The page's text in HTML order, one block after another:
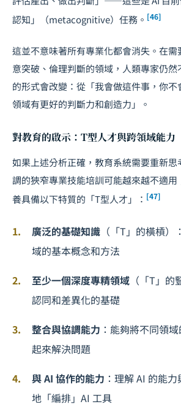
認知」（metacognitive）任務。 [46]
這並不意味著所有專業化都會消失。在需
意突破、倫理判斷的領域，人類專家仍
的形式會改變：從「我會做這件事，你
領域有更好的判斷力和創造力」。
對教育的啟示：T型人才與跨領域能力
如果上述分析正確，教育系統需要重新思
調的狹窄專業技能培訓可能越來越不適
養具備以下特質的「T型人才」： [47]
廣泛的基礎知識 （「T」的橫槓
域的基本概念和方法
至少一個深度專精領域 （「T」
認同和差異化的基礎
整合與協調能力 ：能夠將不同領
起來解決問題
與 AI 協作的能力 ：理解 AI 的能
地「編排」AI 工具